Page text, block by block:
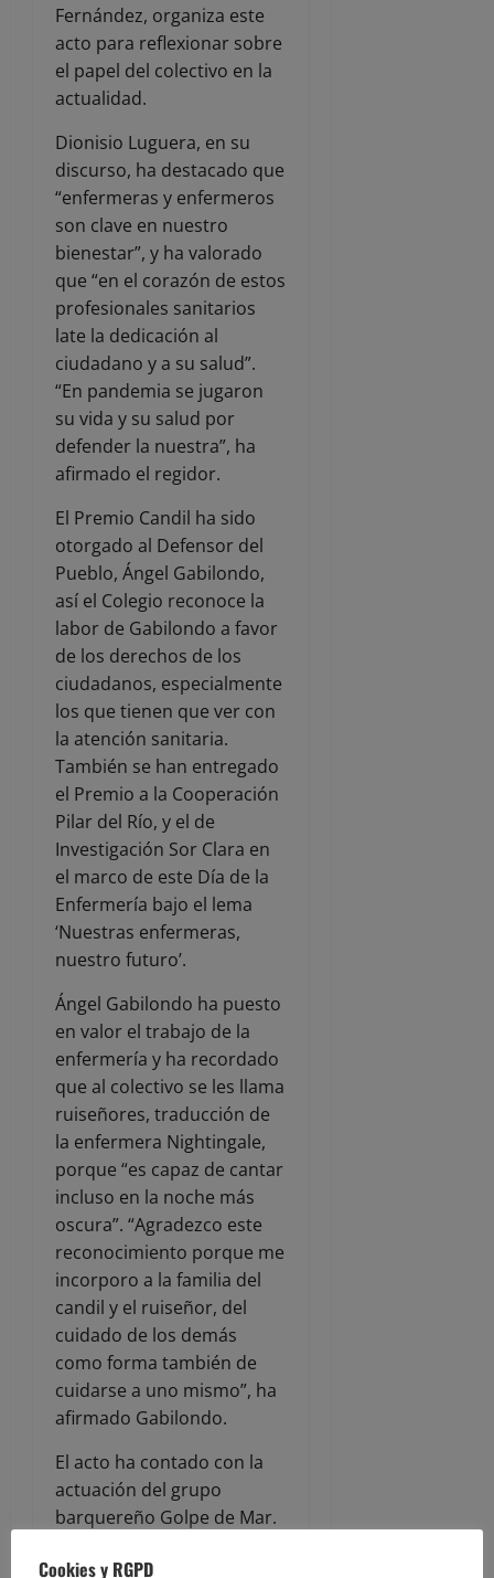
Fernández, organiza este
acto para reflexionar sobre
el papel del colectivo en la
actualidad.
Dionisio Luguera, en su
discurso, ha destacado que
“enfermeras y enfermeros
son clave en nuestro
bienestar”, y ha valorado
que “en el corazón de estos
profesionales sanitarios
late la dedicación al
ciudadano y a su salud”.
“En pandemia se jugaron
su vida y su salud por
defender la nuestra”, ha
afirmado el regidor.
El Premio Candil ha sido
otorgado al Defensor del
Pueblo, Ángel Gabilondo,
así el Colegio reconoce la
labor de Gabilondo a favor
de los derechos de los
ciudadanos, especialmente
los que tienen que ver con
la atención sanitaria.
También se han entregado
el Premio a la Cooperación
Pilar del Río, y el de
Investigación Sor Clara en
el marco de este Día de la
Enfermería bajo el lema
‘Nuestras enfermeras,
nuestro futuro’.
Ángel Gabilondo ha puesto
en valor el trabajo de la
enfermería y ha recordado
que al colectivo se les llama
ruiseñores, traducción de
la enfermera Nightingale,
porque “es capaz de cantar
incluso en la noche más
oscura”. “Agradezco este
reconocimiento porque me
incorporo a la familia del
candil y el ruiseñor, del
cuidado de los demás
como forma también de
cuidarse a uno mismo”, ha
afirmado Gabilondo.
El acto ha contado con la
actuación del grupo
barquereño Golpe de Mar.
El Premio Candil se
Cookies y RGPD